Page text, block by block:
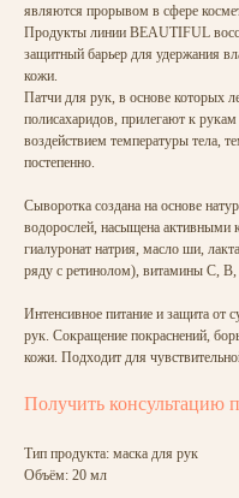
являются прорывом в сфере
Продукты линии BEAUTIFUL
защитный барьер для удержания
кожи.
Патчи для рук, в основе которых
полисахаридов, прилегают к
воздействием температуры тела,
постепенно.
Сыворотка создана на основе
водорослей, насыщена активными
гиалуронат натрия, масло ши,
ряду с ретинолом), витамины С, В,
Интенсивное питание и защита от
рук. Сокращение покраснений,
кожи. Подходит для
Получить консультацию
Тип продукта: маска для рук
Объём: 20 мл